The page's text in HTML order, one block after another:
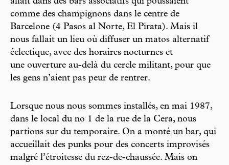
comme des champignons dans le centre de
Barcelone (4 Pasos al Norte, El Pirata). Mais il
nous fallait un lieu où diffuser un matos alternatif
éclectique, avec des horaires nocturnes et
une ouverture au-delà du cercle militant, pour que
les gens n’aient pas peur de rentrer.
Lorsque nous nous sommes installés, en mai 1987,
dans le local du no 1 de la rue de la Cera, nous
partions sur du temporaire. On a monté un bar, qui
accueillait des punks pour des concerts improvisés
malgré l’étroitesse du rez-de-chaussée. Mais on